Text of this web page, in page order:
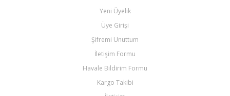
Yeni Üyelik
Üye Girişi
Şifremi Unuttum
İletişim Formu
Havale Bildirim Formu
Kargo Takibi